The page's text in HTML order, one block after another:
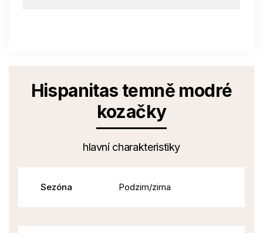
Hispanitas temně modré
kozačky
hlavní charakteristiky
Sezóna Podzim/zima